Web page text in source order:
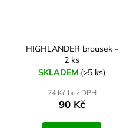
HIGHLANDER brousek -
2 ks
SKLADEM (>5 ks)
74 Kč bez DPH
90 Kč